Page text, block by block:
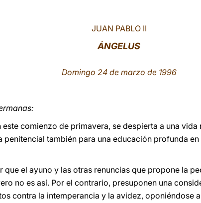
JUAN PABLO II
ÁNGELUS
Domingo 24 de marzo de 1996
este comienzo de primavera, se despierta a una
también para una educación profunda en
que el ayuno y las otras renuncias que propone la
no es así. Por el contrario, presuponen una
contra la intemperancia y la avidez, oponiéndose